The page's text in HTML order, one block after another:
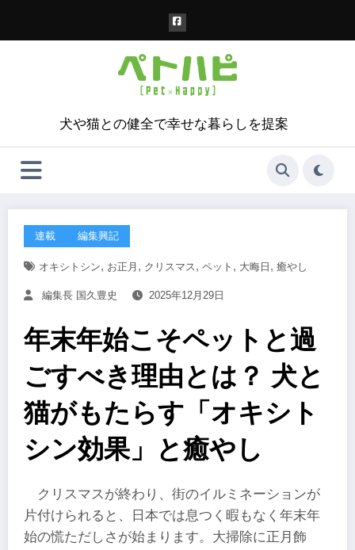
犬や猫との健全で幸せな暮らしを提案
連載 編集興記
オキシトシン, お正月 , クリスマス, ペット , 大晦日 , 癒やし
編集長 国久豊史 2025年12月29日
年末年始こそペットと過
ごすべき理由とは？ 犬と
猫がもたらす「オキシト
シン効果」と癒やし
クリスマスが終わり、街のイルミネーションが
片付けられると、日本では息つく暇もなく年末年
始の慌ただしさが始まります。大掃除に正月飾